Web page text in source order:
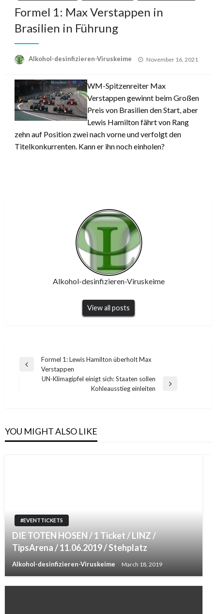
Formel 1: Max Verstappen in
Brasilien in Führung
Alkohol-desinfizieren-Viruskeime
Posted
November 16, 2021
WM-Spitzenreiter Max
Verstappen gewinnt beim Großen
Preis von Brasilien den Start, aber
Lewis Hamilton fährt von Rang
zehn auf Position zwei nach vorne und verfolgt den
Titelkonkurrenten. Kann er ihn noch einholen?
Alkohol-desinfizieren-Viruskeime
View all posts
Post
navigation
Previous
Formel 1: Lewis Hamilton überholt Max
Verstappen
UN-Klimagipfel einigt sich: Staaten sollen
Kohleausstieg einleiten
YOU MIGHT ALSO LIKE
#EVENTTICKETS
DIE TOTEN HOSEN / 1 Ticket / LINZ /
TipsArena / 11.06.2019 / Stehplatz
Alkohol-desinfizieren-Viruskeime March 18, 2019